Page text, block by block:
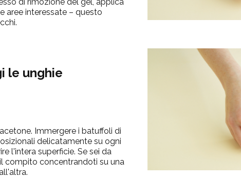
aree interessate – questo
le unghie
acetone. Immergere i batuffoli di
delicatamente su ogni
l'intera superficie. Se sei da
compito concentrandoti su una